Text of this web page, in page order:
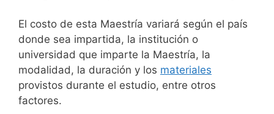
El costo de esta Maestría variará según el país
donde sea impartida, la institución o
universidad que imparte la Maestría, la
modalidad, la duración y los materiales
provistos durante el estudio, entre otros
factores.